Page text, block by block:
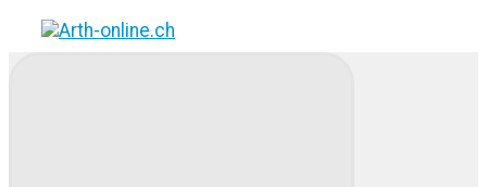
Zum
Hauptinhalt